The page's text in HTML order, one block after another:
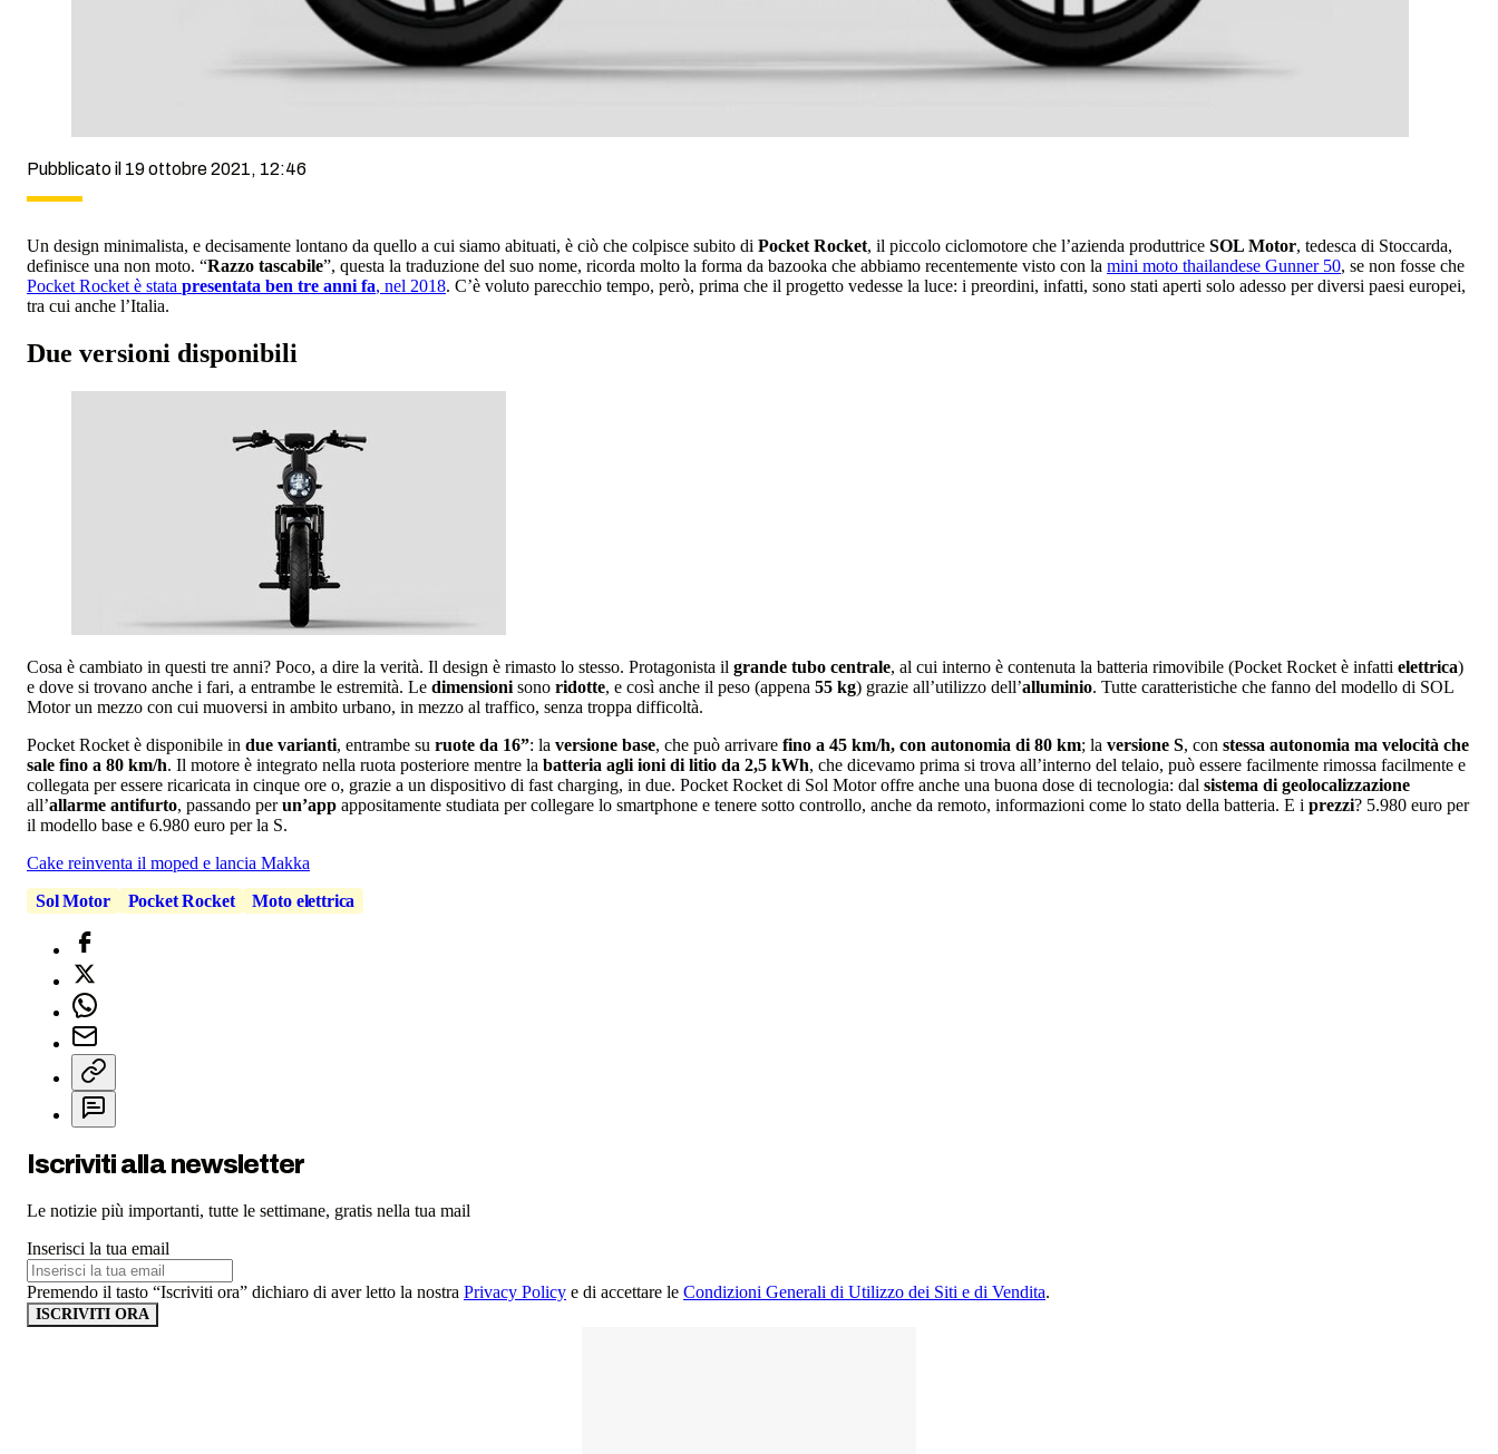
Pubblicato il 19 ottobre 2021, 12:46
Un design minimalista, e decisamente lontano da quello a cui siamo abituati, è ciò che colpisce subito di Pocket Rocket, il piccolo ciclomotore che l’azienda produttrice SOL Motor, tedesca di Stoccarda,
definisce una non moto. “Razzo tascabile”, questa la traduzione del suo nome, ricorda molto la forma da bazooka che abbiamo recentemente visto con la mini moto thailandese Gunner 50, se non fosse che
Pocket Rocket è stata presentata ben tre anni fa, nel 2018. C’è voluto parecchio tempo, però, prima che il progetto vedesse la luce: i preordini, infatti, sono stati aperti solo adesso per diversi paesi europei,
tra cui anche l’Italia.
Due versioni disponibili
Cosa è cambiato in questi tre anni? Poco, a dire la verità. Il design è rimasto lo stesso. Protagonista il grande tubo centrale, al cui interno è contenuta la batteria rimovibile (Pocket Rocket è infatti elettrica)
e dove si trovano anche i fari, a entrambe le estremità. Le dimensioni sono ridotte, e così anche il peso (appena 55 kg) grazie all’utilizzo dell’alluminio. Tutte caratteristiche che fanno del modello di SOL
Motor un mezzo con cui muoversi in ambito urbano, in mezzo al traffico, senza troppa difficoltà.
Pocket Rocket è disponibile in due varianti, entrambe su ruote da 16”: la versione base, che può arrivare fino a 45 km/h, con autonomia di 80 km; la versione S, con stessa autonomia ma velocità che
sale fino a 80 km/h. Il motore è integrato nella ruota posteriore mentre la batteria agli ioni di litio da 2,5 kWh, che dicevamo prima si trova all’interno del telaio, può essere facilmente rimossa facilmente e
collegata per essere ricaricata in cinque ore o, grazie a un dispositivo di fast charging, in due. Pocket Rocket di Sol Motor offre anche una buona dose di tecnologia: dal sistema di geolocalizzazione
all’allarme antifurto, passando perun’app appositamente studiata per collegare lo smartphone e tenere sotto controllo, anche da remoto, informazioni come lo stato della batteria. E i prezzi? 5.980 euro per
il modello base e 6.980 euro per la S.
Cake reinventa il moped e lancia Makka
Sol Motor
Pocket Rocket Moto elettrica
Iscriviti alla newsletter
Le notizie più importanti, tutte le settimane, gratis nella tua mail
Inserisci la tua email
Premendo il tasto “Iscriviti ora” dichiaro di aver letto la nostra Privacy Policy e di accettare le Condizioni Generali di Utilizzo dei Siti e di Vendita.
ISCRIVITI ORA